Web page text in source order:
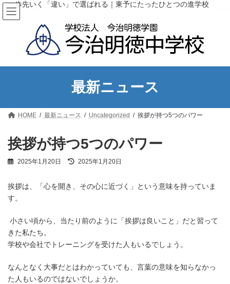
コ
ン
テ
キ
ナ
ビ
ゲ
に
一歩先いく「違い」で選ばれる｜東予にたったひとつの進学校
最新ニュース
HOME 最新ニュース Uncategorized 挨拶が持つ5つのパワー
挨拶が持つ5つのパワー
2025年1月20日
最
新
2025年1月20日
挨拶は、「心を開き、その心に近づく」という意味を持っていま
す。
小さい頃から、当たり前のように「挨拶は良いこと」だと習って
きた私たち。
学校や会社でトレーニングを受けた人もいるでしょう。
なんとなく大事だとはわかっていても、言葉の意味を知らなかっ
た人もいるのではないでしょうか。